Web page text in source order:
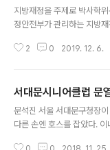
지방재정을 주제로 박사학
정안전부가 관리하는 지방
목격했다. 2011년과 2012
로 도합 1조 6752억원이나
교부세를 받지 않는다는 건
상식 중에서도 상식이기 때
력 오류가 발생한 것으로 4
2 0 2019. 12. 6.
서대문시니어클럽 문
문석진 서울 서대문구청장이
다른 손엔 호스를 잡았다.